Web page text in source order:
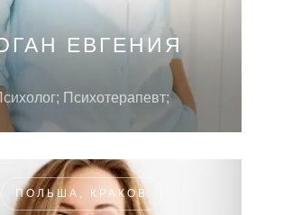
ЕВГЕНИЯ
Психотерапевт;
ПОЛЬША, КРАКОВ